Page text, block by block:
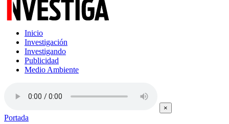
Inicio
Investigación
Investigando
Publicidad
Medio Ambiente
×
Portada